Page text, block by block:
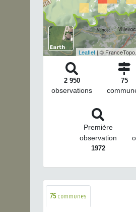
Leaflet | ©
2 950
observations
75
Première
observation
1972
75communes